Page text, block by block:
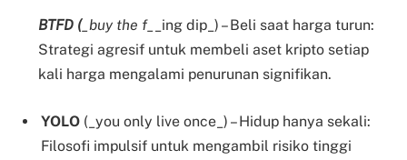
BTFD (_buy the f_
_ing dip_) – Beli saat harga turun:
Strategi agresif untuk membeli aset kripto setiap
kali harga mengalami penurunan signifikan.
YOLO (_you only live once_) – Hidup hanya sekali:
Filosofi impulsif untuk mengambil risiko tinggi